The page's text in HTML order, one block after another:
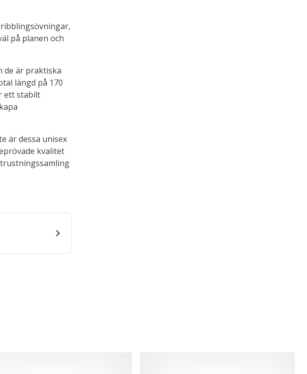
på planen och
de är praktiska
längd på 170
ett stabilt
är dessa unisex
kvalitet